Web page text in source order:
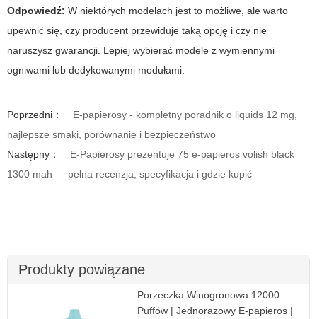
Odpowiedź: W niektórych modelach jest to możliwe, ale warto
upewnić się, czy producent przewiduje taką opcję i czy nie
naruszysz gwarancji. Lepiej wybierać modele z wymiennymi
ogniwami lub dedykowanymi modułami.
Poprzedni：
E-papierosy - kompletny poradnik o liquids 12 mg,
najlepsze smaki, porównanie i bezpieczeństwo
Następny：
E-Papierosy prezentuje 75 e-papieros volish black
1300 mah — pełna recenzja, specyfikacja i gdzie kupić
Produkty powiązane
Porzeczka Winogronowa 12000
Puffów | Jednorazowy E-papieros |